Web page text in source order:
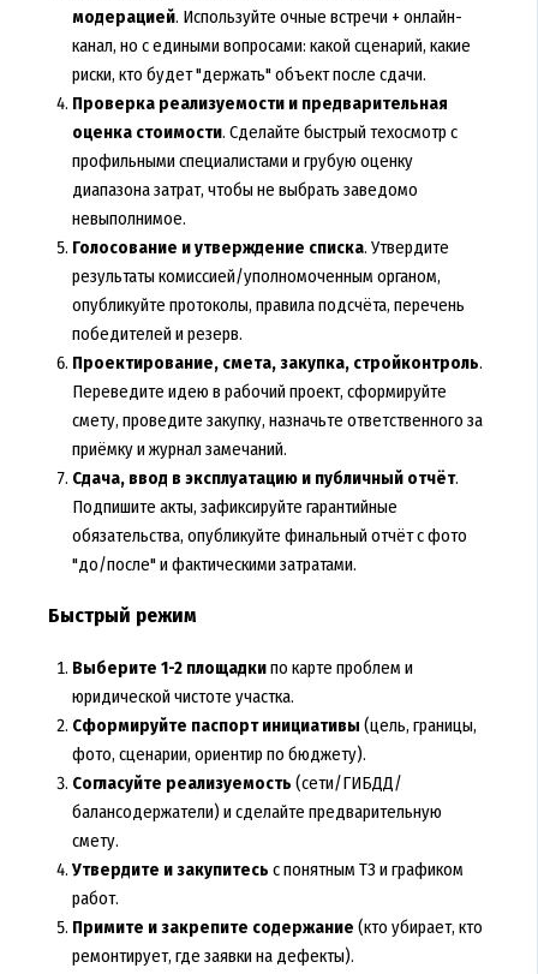
модерацией. Используйте очные встречи + онлайн-
канал, но с едиными вопросами: какой сценарий, какие
риски, кто будет "держать" объект после сдачи.
Проверка реализуемости и предварительная
оценка стоимости. Сделайте быстрый техосмотр с
профильными специалистами и грубую оценку
диапазона затрат, чтобы не выбрать заведомо
невыполнимое.
Голосование и утверждение списка. Утвердите
результаты комиссией/уполномоченным органом,
опубликуйте протоколы, правила подсчёта, перечень
победителей и резерв.
Проектирование, смета, закупка, стройконтроль.
Переведите идею в рабочий проект, сформируйте
смету, проведите закупку, назначьте ответственного за
приёмку и журнал замечаний.
Сдача, ввод в эксплуатацию и публичный отчёт.
Подпишите акты, зафиксируйте гарантийные
обязательства, опубликуйте финальный отчёт с фото
"до/после" и фактическими затратами.
Быстрый режим
Выберите 1-2 площадкипо карте проблем и
юридической чистоте участка.
Сформируйте паспорт инициативы (цель, границы,
фото, сценарии, ориентир по бюджету).
Согласуйте реализуемость (сети/ГИБДД/
балансодержатели) и сделайте предварительную
смету.
Утвердите и закупитесь с понятным ТЗ и графиком
работ.
Примите и закрепите содержание (кто убирает, кто
ремонтирует, где заявки на дефекты).